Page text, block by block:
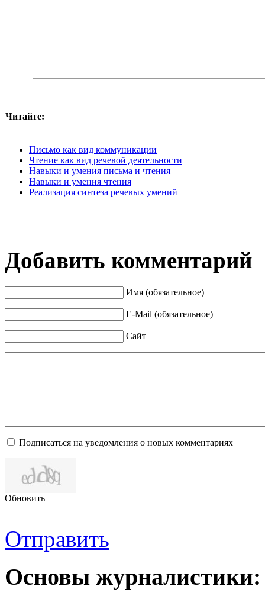
Читайте:
Письмо как вид коммуникации
Чтение как вид речевой деятельности
Навыки и умения письма и чтения
Навыки и умения чтения
Реализация синтеза речевых умений
Добавить комментарий
Имя (обязательное)
E-Mail (обязательное)
Сайт
Подписаться на уведомления о новых комментариях
Обновить
Отправить
Основы журналистики: